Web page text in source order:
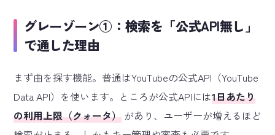
グレーゾーン①：検索を「公式API無し」
で通した理由
まず曲を探す機能。普通はYouTubeの公式API（YouTube
Data API）を使います。ところが公式APIには1日あたり
の利用上限（クォータ） があり、ユーザーが増えるほど